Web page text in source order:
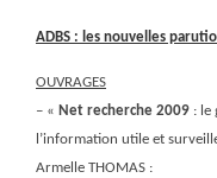
ADBS : les nouvelles
OUVRAGES
– « Net recherche 2009 : le
l’information utile et
Armelle THOMAS :